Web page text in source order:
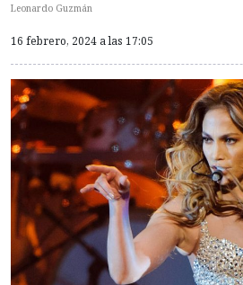
Leonardo Guzmán
16 febrero, 2024 a las 17:05